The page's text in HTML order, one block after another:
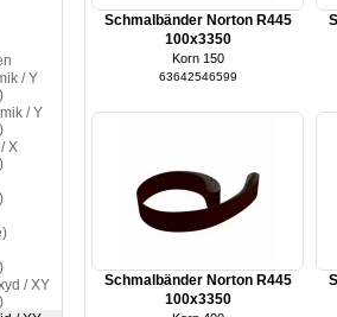
/ Y
/ Y
X
/ XY
Schmalbänder Norton R445
100x3350
Korn 150
63642546599
Schmalbänder Norton R445
100x3350